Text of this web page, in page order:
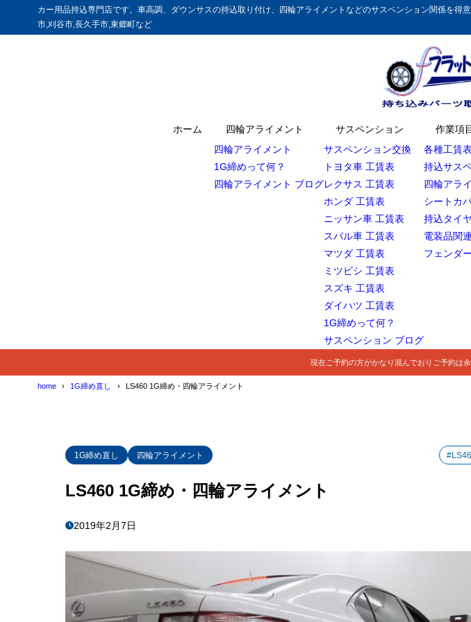
カー用品持込専門店です。車高調、ダウンサスの持込取り付け、四輪アライメントなどのサスペンション関係を
市,刈谷市,長久手市,東郷町など
ホーム
四輪アライメント
四輪アライメント
1G締めって何？
四輪アライメント ブログ
サスペンション
サスペンション交換
トヨタ車 工賃表
レクサス 工賃表
ホンダ 工賃表
ニッサン車 工賃表
スバル車 工賃表
マツダ 工賃表
ミツビシ 工賃表
スズキ 工賃表
ダイハツ 工賃表
1G締めって何？
サスペンション ブログ
作業項
各種工賃
持込サス
四輪アラ
シートカ
持込タイ
電装品関連
フェンダ
現在ご予約の方がかなり混んでおりご予約は
home 1G締め直し LS460 1G締め・四輪アライメント
1G締め直し 四輪アライメント
LS460 1G締め・四輪アライメント
2019年2月7日